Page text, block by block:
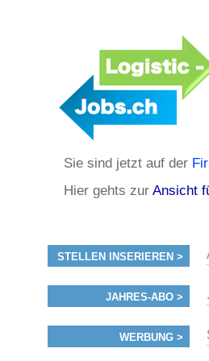
Sie sind jetzt auf der
Hier gehts zur Ansicht
STELLEN INSERIEREN >
JAHRES-ABO >
WERBUNG >